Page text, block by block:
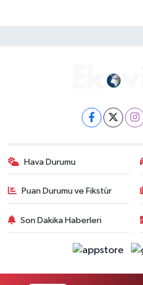
Hava Durumu
Puan Durumu ve Fikstür
Son Dakika Haberleri